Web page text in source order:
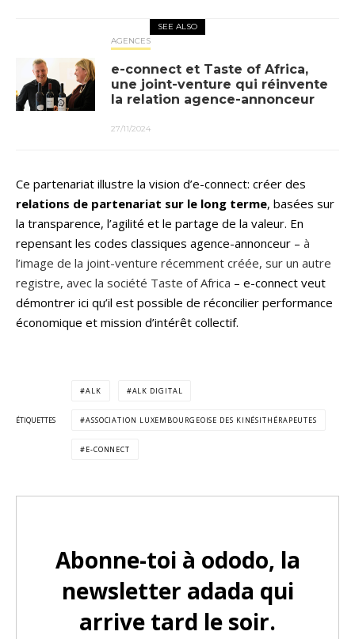
SEE ALSO
AGENCES
e-connect et Taste of Africa,
une joint-venture qui réinvente
la relation agence-annonceur
27/11/2024
Ce partenariat illustre la vision d’e-connect: créer des
relations de partenariat sur le long terme, basées sur
la transparence, l’agilité et le partage de la valeur. En
repensant les codes classiques agence-annonceur – à
l’image de la joint-venture récemment créée, sur un autre
registre, avec la société Taste of Africa – e-connect veut
démontrer ici qu’il est possible de réconcilier performance
économique et mission d’intérêt collectif.
ÉTIQUETTES
ALK ALK DIGITAL
ASSOCIATION LUXEMBOURGEOISE DES KINÉSITHÉRAPEUTES
E-CONNECT